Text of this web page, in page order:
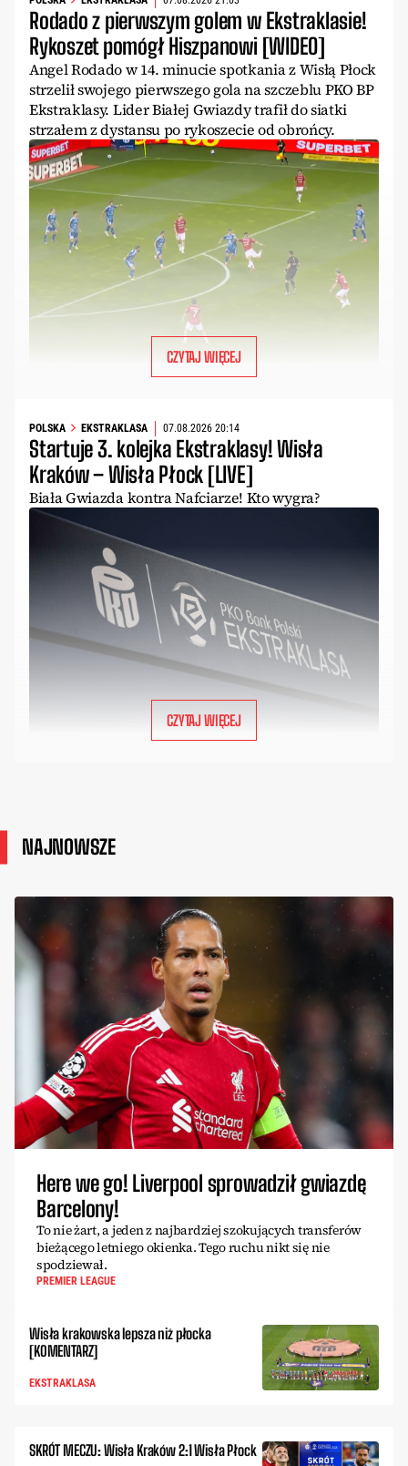
Rodado z pierwszym golem w Ekstraklasie!
Rykoszet pomógł Hiszpanowi [WIDEO]
Angel Rodado w 14. minucie spotkania z Wisłą Płock
strzelił swojego pierwszego gola na szczeblu PKO BP
Ekstraklasy. Lider Białej Gwiazdy trafił do siatki
strzałem z dystansu po rykoszecie od obrońcy.
CZYTAJ WIĘCEJ
POLSKA EKSTRAKLASA 07.08.2026 20:14
Startuje 3. kolejka Ekstraklasy! Wisła
Kraków – Wisła Płock [LIVE]
Biała Gwiazda kontra Nafciarze! Kto wygra?
CZYTAJ WIĘCEJ
NAJNOWSZE
Here we go! Liverpool sprowadził gwiazdę
Barcelony!
To nie żart, a jeden z najbardziej szokujących transferów
bieżącego letniego okienka. Tego ruchu nikt się nie
spodziewał.
PREMIER LEAGUE
Wisła krakowska lepsza niż płocka
[KOMENTARZ]
EKSTRAKLASA
SKRÓT MECZU: Wisła Kraków 2:1 Wisła Płock